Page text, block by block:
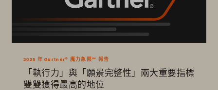
2025 年 Gartner® 魔力象限™ 報告
「執行力」與「願景完整性」兩大重要指標
雙雙獲得最高的地位